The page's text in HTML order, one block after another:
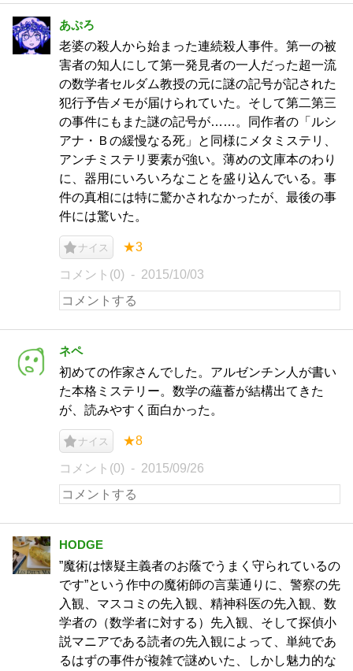
あぷろ
老婆の殺人から始まった連続殺人事件。第一の被
害者の知人にして第一発見者の一人だった超一流
の数学者セルダム教授の元に謎の記号が記された
犯行予告メモが届けられていた。そして第二第三
の事件にもまた謎の記号が……。同作者の「ルシ
アナ・Ｂの緩慢なる死」と同様にメタミステリ、
アンチミステリ要素が強い。薄めの文庫本のわり
に、器用にいろいろなことを盛り込んでいる。事
件の真相には特に驚かされなかったが、最後の事
件には驚いた。
ナイス ★3
コメント(0) 2015/10/03
ネペ
初めての作家さんでした。アルゼンチン人が書い
た本格ミステリー。数学の蘊蓄が結構出てきた
が、読みやすく面白かった。
ナイス ★8
コメント(0) 2015/09/26
HODGE
”魔術は懐疑主義者のお蔭でうまく守られているの
です”という作中の魔術師の言葉通りに、警察の先
入観、マスコミの先入観、精神科医の先入観、数
学者の（数学者に対する）先入観、そして探偵小
説マニアである読者の先入観によって、単純であ
るはずの事件が複雑で謎めいた、しかし魅力的な